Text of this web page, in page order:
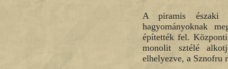
A piramis északi
hagyományoknak
építették fel.
monolit sztélé
elhelyezve, a Sznofru